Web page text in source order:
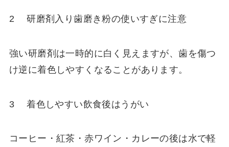
2 研磨剤入り歯磨き粉の使いすぎに注意
強い研磨剤は一時的に白く見えますが、歯を傷つ
け逆に着色しやすくなることがあります。
3 着色しやすい飲食後はうがい
コーヒー・紅茶・赤ワイン・カレーの後は水で軽